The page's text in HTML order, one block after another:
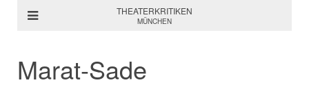
THEATERKRITIKEN
MÜNCHEN
Marat-Sade